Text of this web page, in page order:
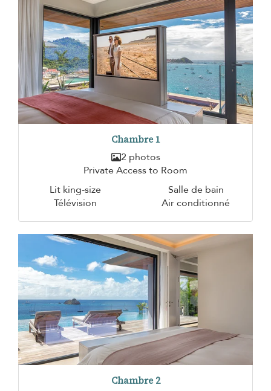
Chambre 1
2 photos
Private Access to Room
Lit king-size
Salle de bain
Télévision
Air conditionné
Chambre 2